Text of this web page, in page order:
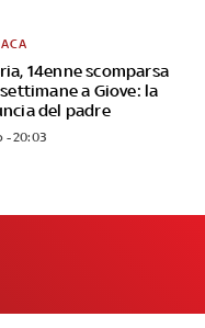
14enne scomparsa
a Giove: la
del padre
- 20:03